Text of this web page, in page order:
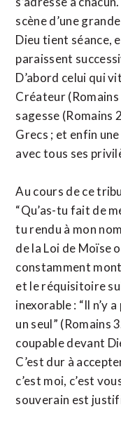
scène d’une
Dieu tient séance,
paraissent
D’abord celui qui
Créateur (Romains
sagesse (Romains
Grecs ; et enfin
avec tous ses
Au cours de ce
“Qu’as-tu fait de
tu rendu à mon
de la Loi de Moïse
constamment
et le réquisitoire
inexorable : “Il n’y
un seul” (Romains
coupable devant
C’est dur à
c’est moi, c’est
souverain est